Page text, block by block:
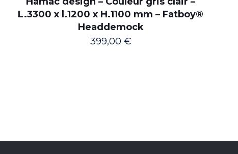
L.3300 x l.1200 x H.1100 mm – Fatboy®
Headdemock
399,00 €